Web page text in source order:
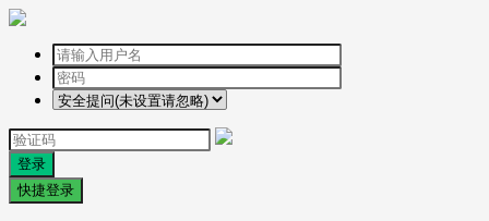
登录
快捷登录